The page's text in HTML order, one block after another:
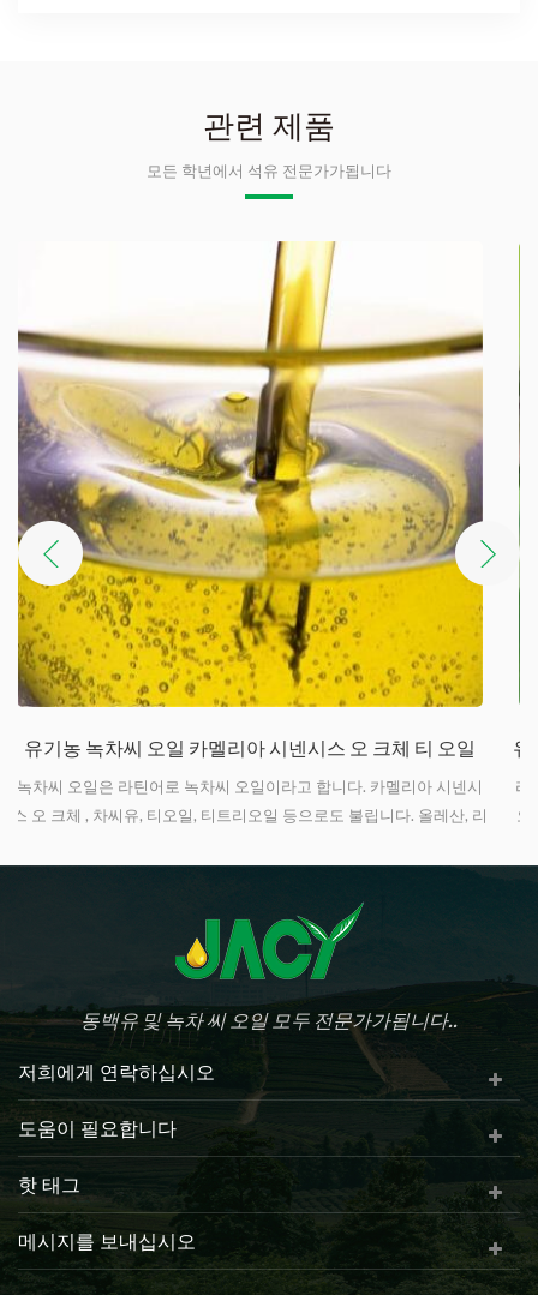
관련 제품
모든 학년에서 석유 전문가가됩니다
라틴 식물 이름이 동백 Sinensis o Ktze 인 녹차 씨앗 기름, 즉 녹차 시드
오일로 누를 수 있습니다 녹차 시드 오일은 또한 차 씨 오일, 티 오일 등
의 가장 풍부한 함량으로 가장 우수한 식용 오일로 칭찬을 받았습니다
요리 외에도 녹차 시드 오일은 화장품, 의학 및 산업 등에도 널리 사용
됩니다.혈압을 줄이고, 심혈관 효율을 향상시키고, 질병과 싸우고, 노화
과정이 느려질 수 있습니다.
동백유 및 녹차 씨 오일 모두 전문가가됩니다..
저희에게 연락하십시오
도움이 필요합니다
핫 태그
메시지를 보내십시오